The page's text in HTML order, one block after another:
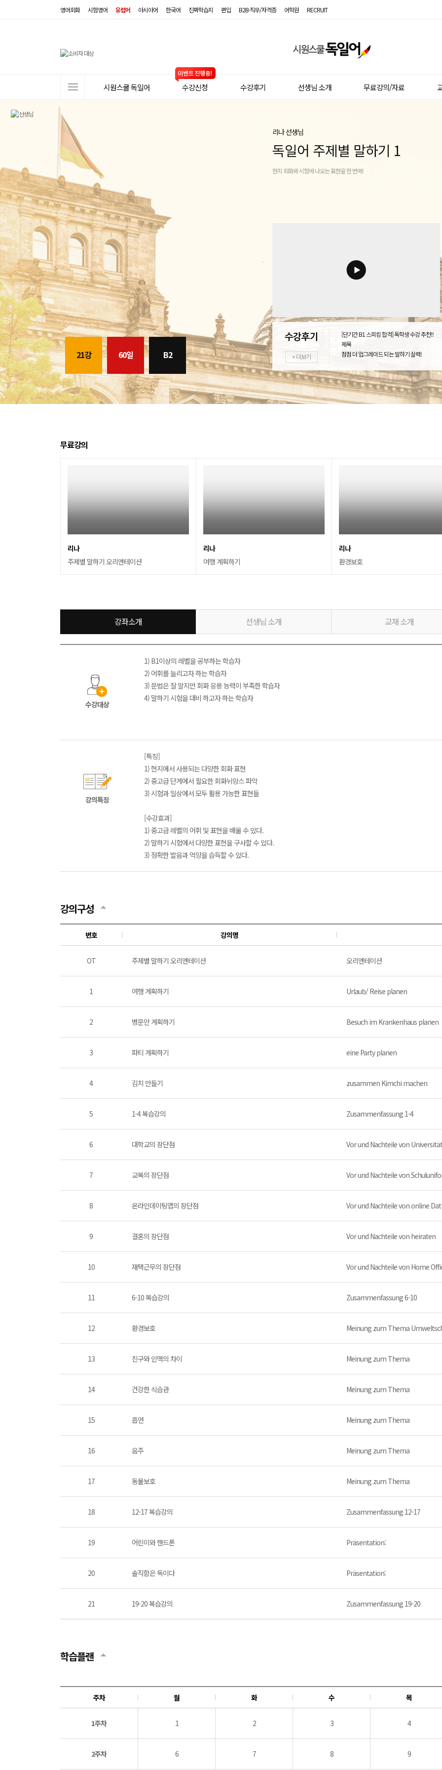
영어회화 시험영어 유럽어 아시아어 한국어 진짜학습지 편입 B2B·직무/자격증 어학원 RECRUIT
일
어
트
메
뉴
시원스쿨 독일어 수강신청 수강후기 선생님 소개 무료강의/자료
21강 60일 B2
리나 선생님
독일어 주제별 말하기 1
현지 회화와 시험에 나오는 표현을 한 번에!
+ 더보기
[단기간 B1 스피킹 합격] 독학생 수강 추천!!
제목
점점 더 업그레이드 되는 말하기 실력!
무료강의
리나
주제별 말하기 오리엔테이션
리나
여행 계획하기
리나
환경보호
강좌소개 선생님 소개 교재 소개
수강대상
1) B1이상의 레벨을 공부하는 학습자
2) 어휘를 늘리고자 하는 학습자
3) 문법은 잘 알지만 회화 응용 능력이 부족한 학습자
4) 말하기 시험을 대비 하고자 하는 학습자
강의특징
[특징]
1) 현지에서 사용되는 다양한 회화 표현
2) 중고급 단계에서 필요한 회화뉘앙스 파악
3) 시험과 일상에서 모두 활용 가능한 표현들
[수강효과]
1) 중고급 레벨의 어휘 및 표현을 배울 수 있다.
2) 말하기 시험에서 다양한 표현을 구사할 수 있다.
3) 정확한 발음과 억양을 습득할 수 있다.
강의구성
번호 강의명
OT 주제별 말하기 오리엔테이션 오리엔테이션
1 여행 계획하기 Urlaub/ Reise planen
2 병문안 계획하기 Besuch im Krankenhaus planen
3 파티 계획하기 eine Party planen
4 김치 만들기 zusammen Kimchi machen
5 1-4 복습강의 Zusammenfassung 1-4
6 대학교의 장단점 Vor und Nachteile von
7 교복의 장단점 Vor und Nachteile von
8 온라인데이팅앱의 장단점 Vor und Nachteile von online
9 결혼의 장단점 Vor und Nachteile von heiraten
10 재택근무의 장단점 Vor und Nachteile von Home
11 6-10 복습강의 Zusammenfassung 6-10
12 환경보호 Meinung zum Thema
13 친구와 인맥의 차이 Meinung zum Thema
14 건강한 식습관 Meinung zum Thema
15 흡연 Meinung zum Thema
16 음주 Meinung zum Thema
17 동물보호 Meinung zum Thema
18 12-17 복습강의 Zusammenfassung 12-17
19 어린이와 핸드폰 Präsentation:
20 솔직함은 독이다 Präsentation:
21 19-20 복습강의 Zusammenfassung 19-20
학습플랜
주차 월 화 수 목
1주차 1 2 3 4
2주차 6 7 8 9